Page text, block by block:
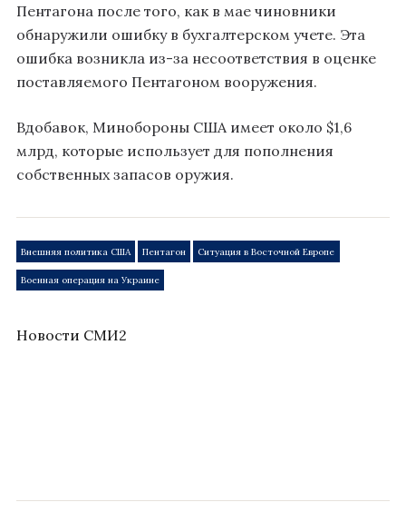
Пентагона после того, как в мае чиновники
обнаружили ошибку в бухгалтерском учете. Эта
ошибка возникла из-за несоответствия в оценке
поставляемого Пентагоном вооружения.
Вдобавок, Минобороны США имеет около $1,6
млрд, которые использует для пополнения
собственных запасов оружия.
Внешняя политика США Пентагон Ситуация в Восточной Европе
Военная операция на Украине
Новости СМИ2